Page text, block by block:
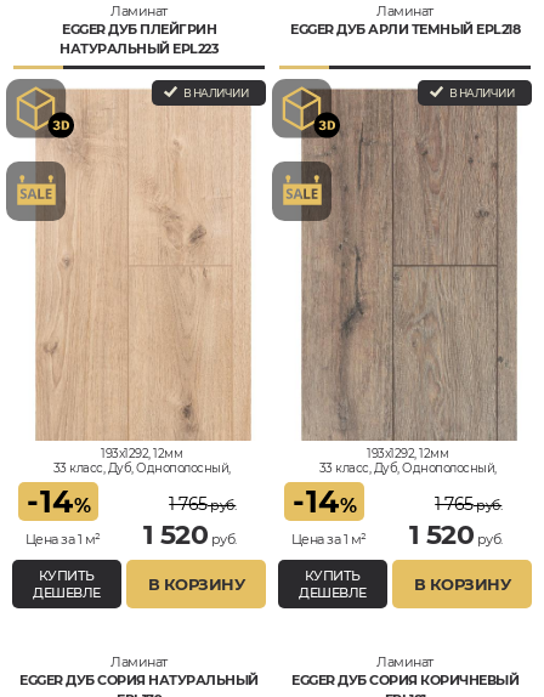
Ламинат
EGGER ДУБ ПЛЕЙГРИН
НАТУРАЛЬНЫЙ EPL223
В НАЛИЧИИ
193x1292, 12мм
33 класс, Дуб, Однополосный,
-14%
Цена за 1 м²
1 765руб.
1 520 руб.
КУПИТЬ
ДЕШЕВЛЕ
В КОРЗИНУ
Ламинат
EGGER ДУБ АРЛИ ТЕМНЫЙ EPL218
В НАЛИЧИИ
193x1292, 12мм
33 класс, Дуб, Однополосный,
-14%
Цена за 1 м²
1 765руб.
1 520 руб.
КУПИТЬ
ДЕШЕВЛЕ
В КОРЗИНУ
Ламинат
EGGER ДУБ СОРИЯ НАТУРАЛЬНЫЙ
Ламинат
EGGER ДУБ СОРИЯ КОРИЧНЕВЫЙ